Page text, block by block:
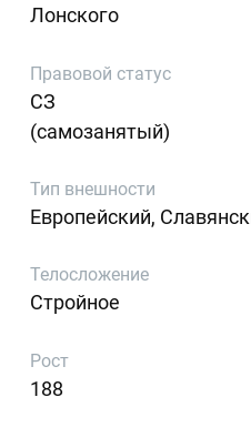
Лонского
Правовой статус
СЗ
(самозанятый)
Тип внешности
Европейский,
Телосложение
Стройное
Рост
188